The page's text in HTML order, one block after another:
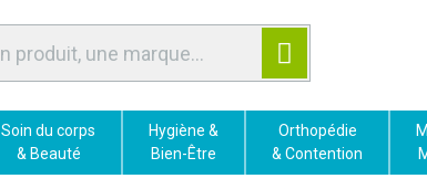
Soin du corps
& Beauté
Hygiène &
Bien-Être
Orthopédie
& Contention